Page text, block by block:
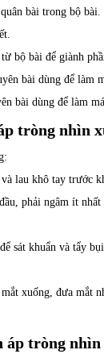
bài trong bộ bài.
bộ bài để giành
bài dùng để làm
tròng nhìn
lau khô tay trước
phải ngâm ít
sát khuẩn và tẩy
xuống, đưa mắt
áp tròng nhìn